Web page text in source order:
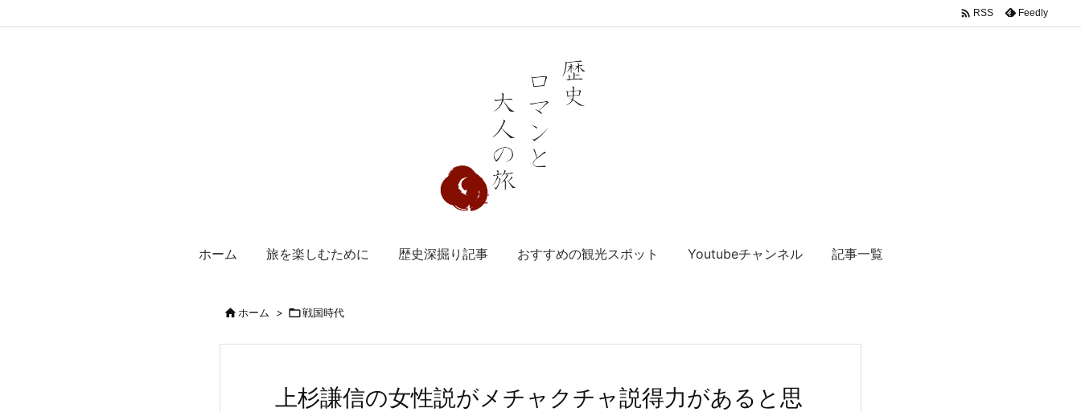
ホーム 旅を楽しむために 歴史深掘り記事 おすすめの観光スポット Youtubeチャンネル 記事一覧
 RSS Feedly
ホーム > 戦国時代
上杉謙信の女性説がメチャクチャ説得力があると思